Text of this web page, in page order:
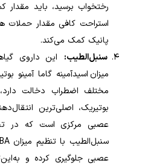
رختخواب برسید، باید مقدار
استراحت کافی مقدار
پانیک کمک میکند.
سنبل‌الطیب:
این داروی
میزان اسیدآمینه گاما آمینو
مختلف اضطراب دخالت دارد،
بوتیریک، اصلی‌ترین
عصبی مرکزی است که در
سنبل‌الطیب با تنظیم میزان
عصبی جلوگیری کرده و